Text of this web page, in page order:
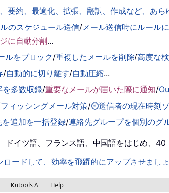
要約、最適化、拡張、翻訳、作成など、あ
のスケジュール送信/メール送信時にルール
に自動分割...
ルをブロック/重複したメールを削除/高度な
/自動的に切り離す/自動圧縮...
を多数収録/重要なメールが届いた際に通知/
フィッシングメール対策/🕘送信者の現在時刻
追加を一括登録/連絡先グループを個別のグ
イツ語、フランス語、中国語をはじめ、
ードして、効率を飛躍的にアップさせまし